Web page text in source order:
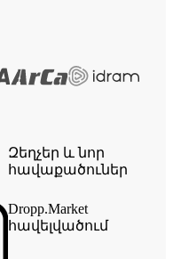
Զեղչեր և նոր
հավաքածուներ
Dropp.Market
հավելվածում